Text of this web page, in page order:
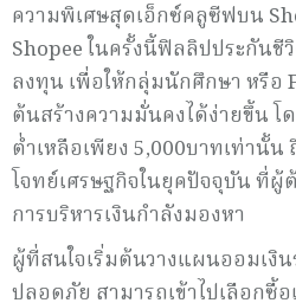
ความพิเศษสุดเอ็กซ์คลูซีฟบน
Shopee ในครั้งนี้ฟิลลิปประกัน
ลงทุน เพื่อให้กลุ่มนักศึกษา หรือ
ต้นสร้างความมั่นคงได้ง่ายขึ้น
ต่ำเหลือเพียง 5,000บาทเท่านั้
โจทย์เศรษฐกิจในยุคปัจจุบัน ที่
การบริหารเงินกำลังมองหา
ผู้ที่สนใจเริ่มต้นวางแผนออมเงิ
ปลอดภัย สามารถเข้าไปเลือกซื้